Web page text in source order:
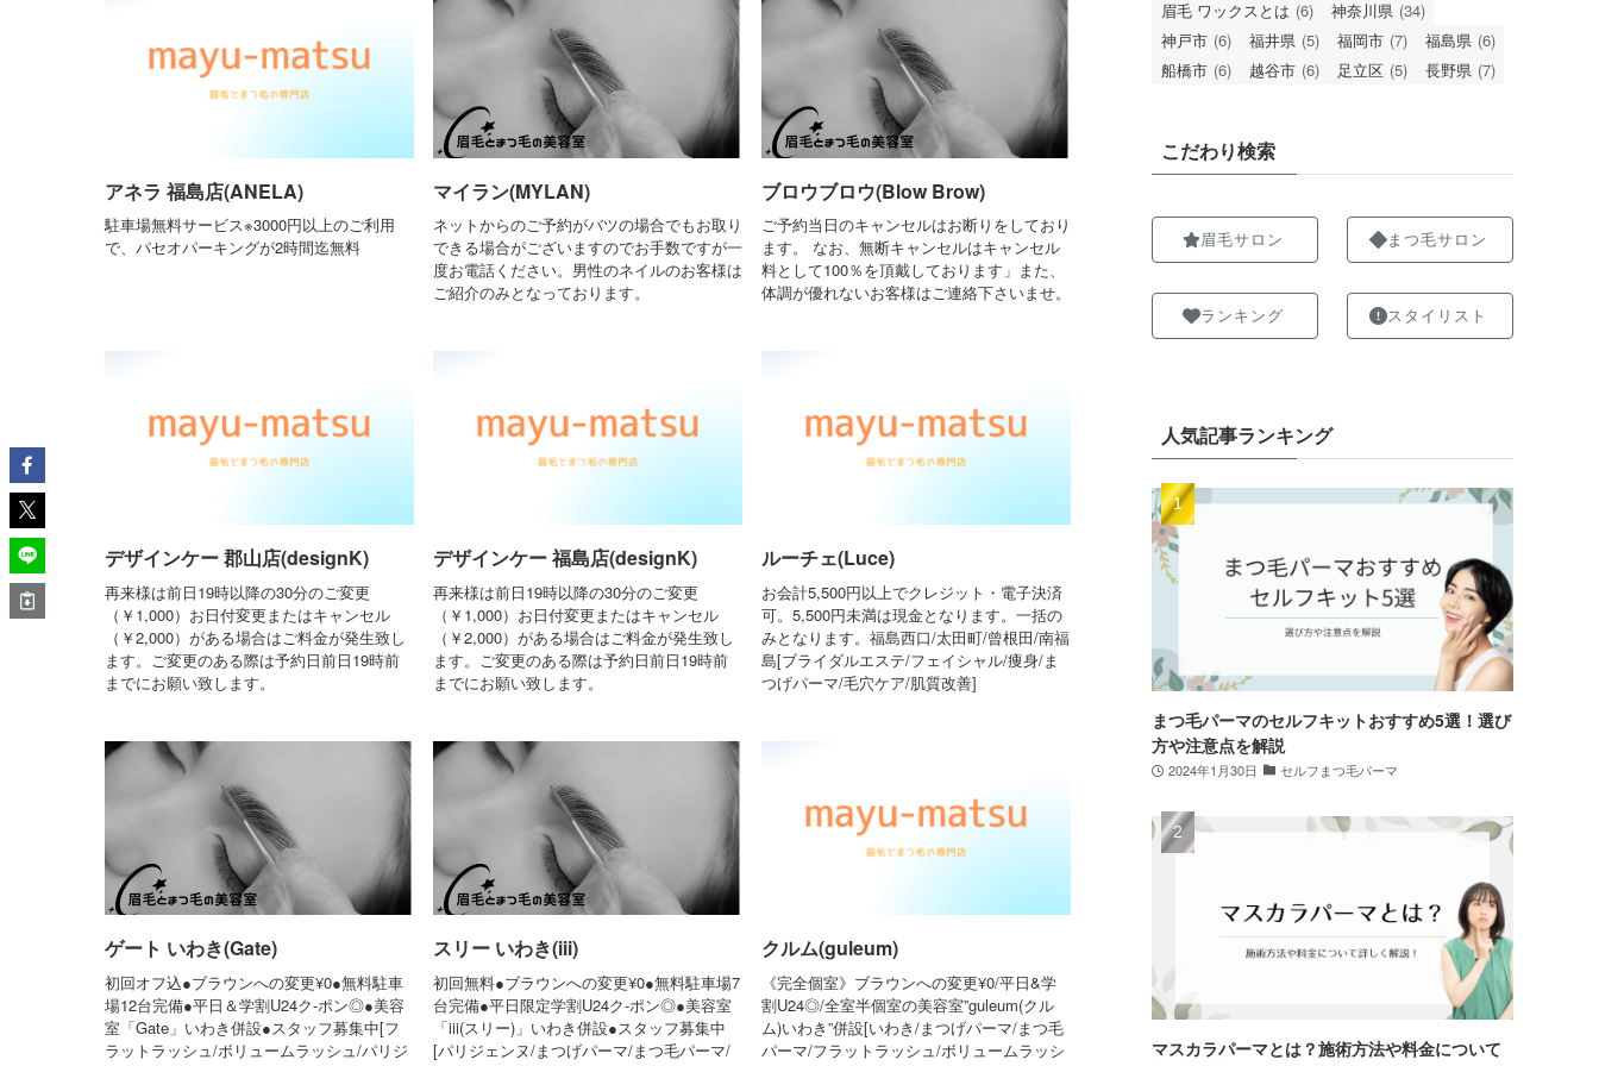
アネラ 福島店(ANELA)
駐車場無料サービス※3000円以上のご利用
で、パセオパーキングが2時間迄無料
マイラン(MYLAN)
ネットからのご予約がバツの場合でもお取り
できる場合がございますのでお手数ですが一
度お電話ください。男性のネイルのお客様は
ご紹介のみとなっております。
ブロウブロウ(Blow Brow)
ご予約当日のキャンセルはお断りをしており
ます。 なお、無断キャンセルはキャンセル
料として100％を頂戴しております」また、
体調が優れないお客様はご連絡下さいませ。
デザインケー 郡山店(designK)
再来様は前日19時以降の30分のご変更
（￥1,000）お日付変更またはキャンセル
（￥2,000）がある場合はご料金が発生致し
ます。ご変更のある際は予約日前日19時前
までにお願い致します。
デザインケー 福島店(designK)
再来様は前日19時以降の30分のご変更
（￥1,000）お日付変更またはキャンセル
（￥2,000）がある場合はご料金が発生致し
ます。ご変更のある際は予約日前日19時前
までにお願い致します。
ルーチェ(Luce)
お会計5,500円以上でクレジット・電子決済
可。5,500円未満は現金となります。一括の
みとなります。福島西口/太田町/曾根田/南福
島[ブライダルエステ/フェイシャル/痩身/ま
つげパーマ/毛穴ケア/肌質改善]
ゲート いわき(Gate)
初回オフ込●ブラウンへの変更¥0●無料駐車
場12台完備●平日＆学割U24ク-ポン◎●美容
室「Gate」いわき併設●スタッフ募集中[フ
ラットラッシュ/ボリュームラッシュ/パリジ
スリー いわき(iii)
初回無料●ブラウンへの変更¥0●無料駐車場7
台完備●平日限定学割U24ク-ポン◎●美容室
「iii(スリー)」いわき併設●スタッフ募集中
[パリジェンヌ/まつげパーマ/まつ毛パーマ/
クルム(guleum)
《完全個室》ブラウンへの変更¥0/平日&学
割U24◎/全室半個室の美容室”guleum(クル
ム)いわき”併設[いわき/まつげパーマ/まつ毛
パーマ/フラットラッシュ/ボリュームラッシ
眉毛 ワックスとは (6) 神奈川県 (34)
神戸市 (6) 福井県 (5) 福岡市 (7) 福島県 (6)
船橋市 (6) 越谷市 (6) 足立区 (5) 長野県 (7)
こだわり検索
眉毛サロン
ランキング
まつ毛サロン
スタイリスト
人気記事ランキング
まつ毛パーマのセルフキットおすすめ5選！選び
方や注意点を解説
2024年1月30日 セルフまつ毛パーマ
マスカラパーマとは？施術方法や料金について